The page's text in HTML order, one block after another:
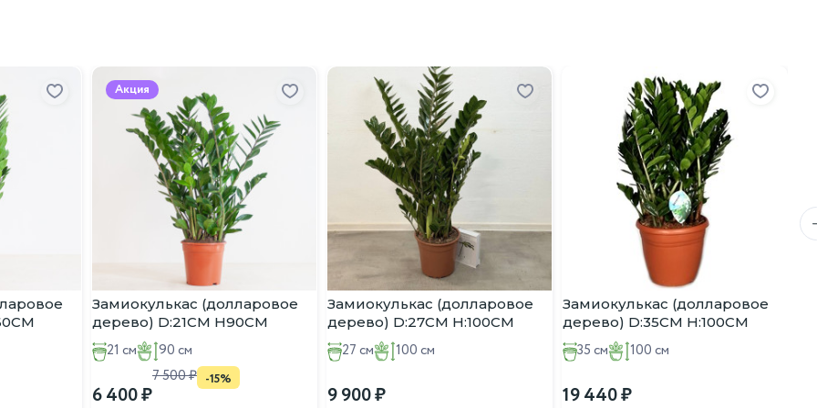
Берегите от прямых солнечных лучей, которые могут вызвать ожоги.
опрыскиваний и протирания листьев влажной губкой.
Акция
Замиокулькас (долларовое
дерево) D:21CM H90CM
21 см 90 см
6 400
7 500 -15%
Замиокулькас (долларовое
дерево) D:27CM H:100CM
27 см 100 см
9 900
Замиокулькас (долларовое
дерево) D:35CM H:100CM
35 см 100 см
19 440